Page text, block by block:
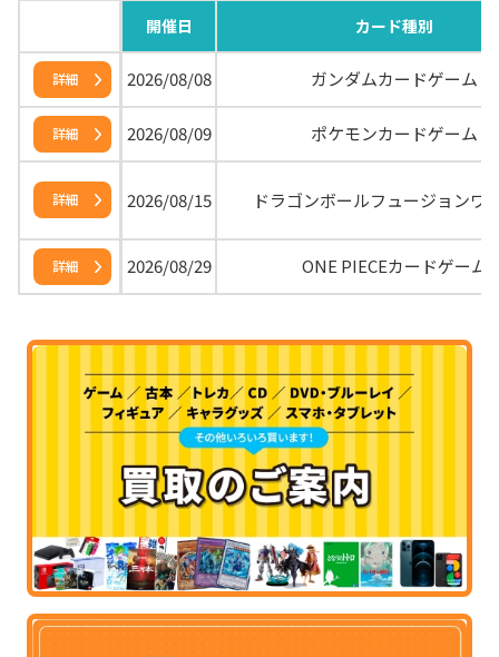
開催日 カード種別
詳細 2026/08/08 ガンダムカードゲーム
詳細 2026/08/09 ポケモンカードゲーム
詳細 2026/08/15 ドラゴンボールフュージョンワ
詳細 2026/08/29 ONE PIECEカードゲーム